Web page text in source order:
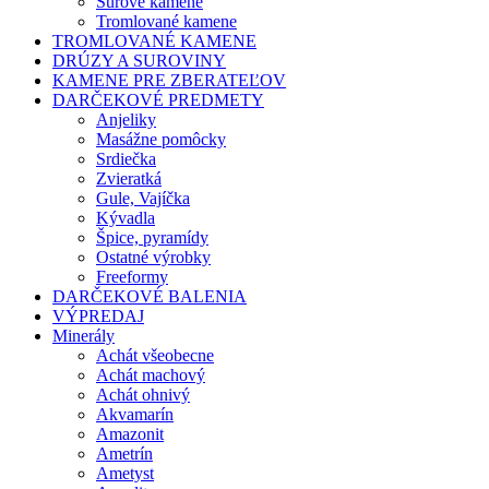
Tromlované kamene
TROMLOVANÉ KAMENE
DRÚZY A SUROVINY
KAMENE PRE ZBERATEĽOV
DARČEKOVÉ PREDMETY
Anjeliky
Masážne pomôcky
Srdiečka
Zvieratká
Gule, Vajíčka
Kývadla
Špice, pyramídy
Ostatné výrobky
Freeformy
DARČEKOVÉ BALENIA
VÝPREDAJ
Minerály
Achát všeobecne
Achát machový
Achát ohnivý
Akvamarín
Amazonit
Ametrín
Ametyst